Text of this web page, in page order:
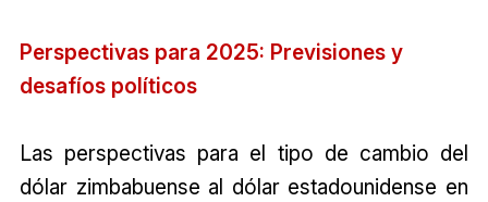
Perspectivas para 2025: Previsiones y
desafíos políticos
Las perspectivas para el tipo de cambio del
dólar zimbabuense al dólar estadounidense en